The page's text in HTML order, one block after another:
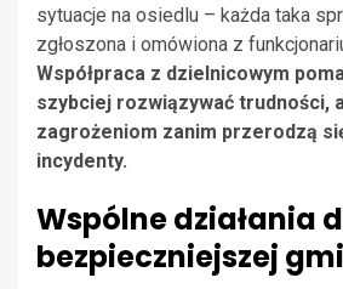
sytuacje na osiedlu – każda taka
zgłoszona i omówiona z
Współpraca z dzielnicowym
szybciej rozwiązywać trudności,
zagrożeniom zanim przerodzą
incydenty.
Wspólne działania
bezpieczniejszej